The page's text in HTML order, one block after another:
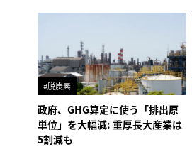
#脱炭素
政府、GHG算定に使う「排出原
単位」を大幅減: 重厚長大産業は
5割減も